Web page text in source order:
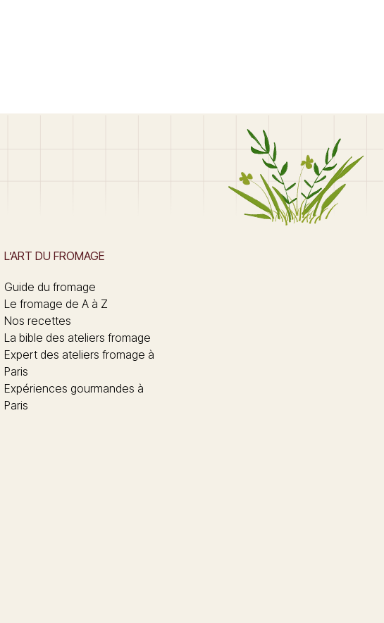
L’ART DU FROMAGE
Guide du fromage
Le fromage de A à Z
Nos recettes
La bible des ateliers fromage
Expert des ateliers fromage à
Paris
Expériences gourmandes à
Paris